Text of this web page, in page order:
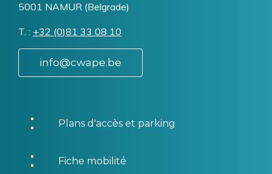
5001 NAMUR (Belgrade)
T. Téléphone
+32 (0)81 33 08 10
info@cwape.be
Plans d'accès et parking
Fiche mobilité